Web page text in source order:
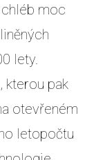
moc
lety.
kterou pak
otevřeném
letopočtu